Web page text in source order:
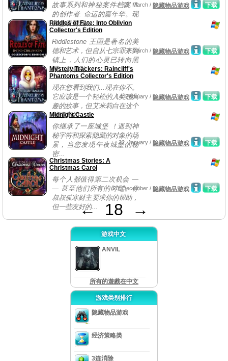
故事系列和神秘案件档案 ®
的创作者: 命运的嘉年华。现
在您看到我...
下载
15, March / 隐藏物品游戏
Riddles of Fate: Into Oblivion
Collector's Edition
Riddlestone 王国是著名的美
德和艺术，但自从七宗罪来到
镇上，人们的心灵已转向黑
暗。其暴乱...
下载
7, March / 隐藏物品游戏
Mystery Trackers: Raincliff's
Phantoms Collector's Edition
现在您看到我们...现在你不。
它应该是一个轻松的人类感兴
趣的故事，但艾米莉白在这个
被遗弃的...
下载
14, February / 隐藏物品游戏
Midnight Castle
你继承了一座城堡 ！遇到神
秘字符和探索隐藏的对象的场
景，当您发现午夜城堡的秘
密...
下载
22, January / 隐藏物品游戏
Christmas Stories: A
Christmas Carol
每个人都值得第二次机会 —
— 甚至他们所有的时髦。你
叔叔孤寒财主要求你的帮助，
但一些友好的...
下载
23, December / 隐藏物品游戏
← 18 →
游戏中文
ANVIL
所有的遊戲在中文
游戏类别排行
隐藏物品游戏
经济策略类
3连消除